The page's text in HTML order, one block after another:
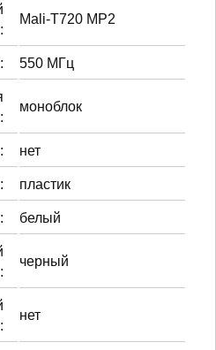
Mali-T720 MP2
550 МГц
моноблок
нет
пластик
белый
черный
нет